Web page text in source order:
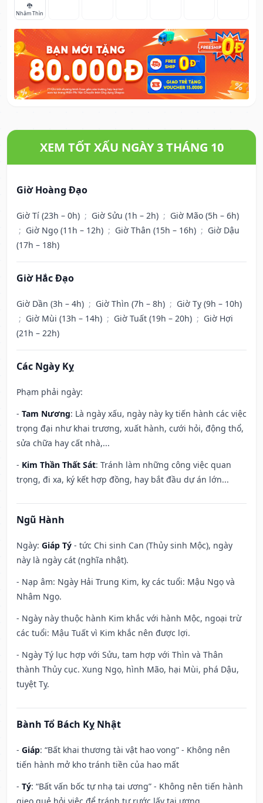
🐉
Nhâm Thìn
XEM TỐT XẤU NGÀY 3 THÁNG 10
Giờ Hoàng Đạo
Giờ Tí (23h – 0h) ; Giờ Sửu (1h – 2h) ; Giờ Mão (5h – 6h)
; Giờ Ngọ (11h – 12h) ; Giờ Thân (15h – 16h) ; Giờ Dậu
(17h – 18h)
Giờ Hắc Đạo
Giờ Dần (3h – 4h) ; Giờ Thìn (7h – 8h) ; Giờ Tỵ (9h – 10h)
; Giờ Mùi (13h – 14h) ; Giờ Tuất (19h – 20h) ; Giờ Hợi
(21h – 22h)
Các Ngày Kỵ
Phạm phải ngày:
- Tam Nương: Là ngày xấu, ngày này kỵ tiến hành các việc
trọng đại như khai trương, xuất hành, cưới hỏi, động thổ,
sửa chữa hay cất nhà,...
- Kim Thần Thất Sát: Tránh làm những công việc quan
trọng, đi xa, ký kết hợp đồng, hay bắt đầu dự án lớn...
Ngũ Hành
Ngày: Giáp Tý - tức Chi sinh Can (Thủy sinh Mộc), ngày
này là ngày cát (nghĩa nhật).
- Nạp âm: Ngày Hải Trung Kim, kỵ các tuổi: Mậu Ngọ và
Nhâm Ngọ.
- Ngày này thuộc hành Kim khắc với hành Mộc, ngoại trừ
các tuổi: Mậu Tuất vì Kim khắc nên được lợi.
- Ngày Tý lục hợp với Sửu, tam hợp với Thìn và Thân
thành Thủy cục. Xung Ngọ, hình Mão, hại Mùi, phá Dậu,
tuyệt Tỵ.
Bành Tổ Bách Kỵ Nhật
- Giáp: “Bất khai thương tài vật hao vong” - Không nên
tiến hành mở kho tránh tiền của hao mất
- Tý: “Bất vấn bốc tự nhạ tai ương” - Không nên tiến hành